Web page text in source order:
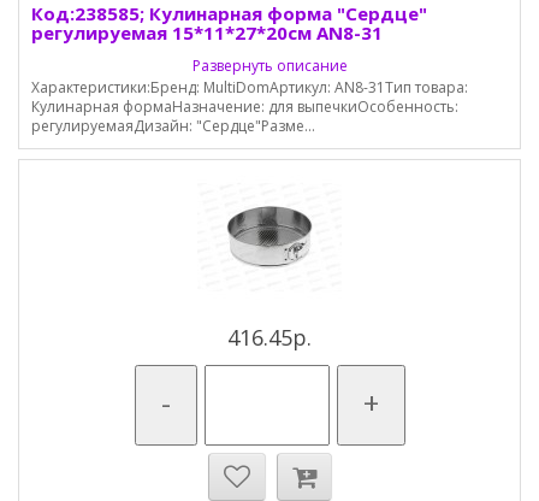
Код:238585; Кулинарная форма "Сердце"
регулируемая 15*11*27*20см AN8-31
Развернуть описание
Характеристики:Бренд: MultiDomАртикул: AN8-31Тип товара:
Кулинарная формаНазначение: для выпечкиОсобенность:
регулируемаяДизайн: "Сердце"Разме...
416.45р.
- +